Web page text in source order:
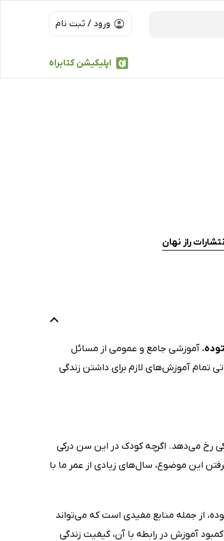
ورود / ثبت نام
اپلیکیشن کتابراه
راز نهان
، آموزشی جامع و عمومی از مسائل
تمام آموزش‌های لازم برای داشتن زندگی
رخ می‌دهد. اگرچه کودک در این سن درکی
این موضوع، سال‌های زیادی از عمر ما با
از جمله منابع مفیدی است که می‌تواند
آموزش در رابطه با آن، کیفیت زندگی